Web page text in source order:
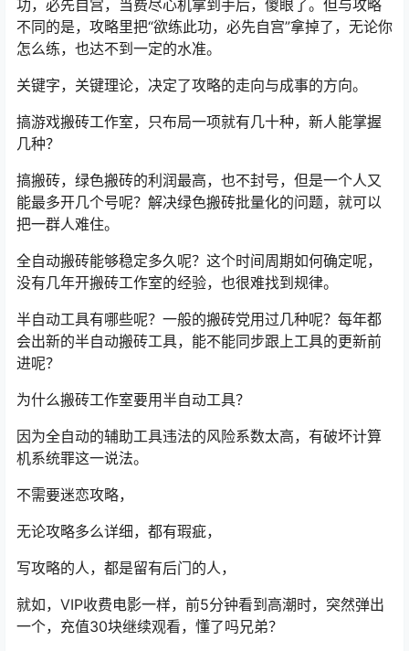
功，必先自宫，当费尽心机拿到手后，傻眼了。但与攻略
不同的是，攻略里把“ 欲练此功，必先自宫”拿掉了，无论你
怎么练，也达不到一定的水准。
关键字，关键理论，决定了攻略的走向与成事的方向。
搞游戏搬砖工作室，只布局一项就有几十种，新人能掌握
几种？
搞搬砖，绿色搬砖的利润最高，也不封号，但是一个人又
能最多开几个号呢？解决绿色搬砖批量化的问题，就可以
把一群人难住。
全自动搬砖能够稳定多久呢？这个时间周期如何确定呢，
没有几年开搬砖工作室的经验，也很难找到规律。
半自动工具有哪些呢？一般的搬砖党用过几种呢？每年都
会出新的半自动搬砖工具，能不能同步跟上工具的更新前
进呢？
为什么搬砖工作室要用半自动工具？
因为全自动的辅助工具违法的风险系数太高，有破坏计算
机系统罪这一说法。
不需要迷恋攻略，
无论攻略多么详细，都有瑕疵，
写攻略的人，都是留有后门的人，
就如，VIP收费电影一样，前5分钟看到高潮时，突然弹出
一个，充值30块继续观看，懂了吗兄弟？